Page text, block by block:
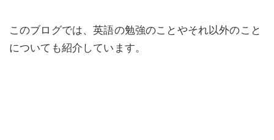
このブログでは、英語の勉強のことやそれ以外のこと
についても紹介しています。